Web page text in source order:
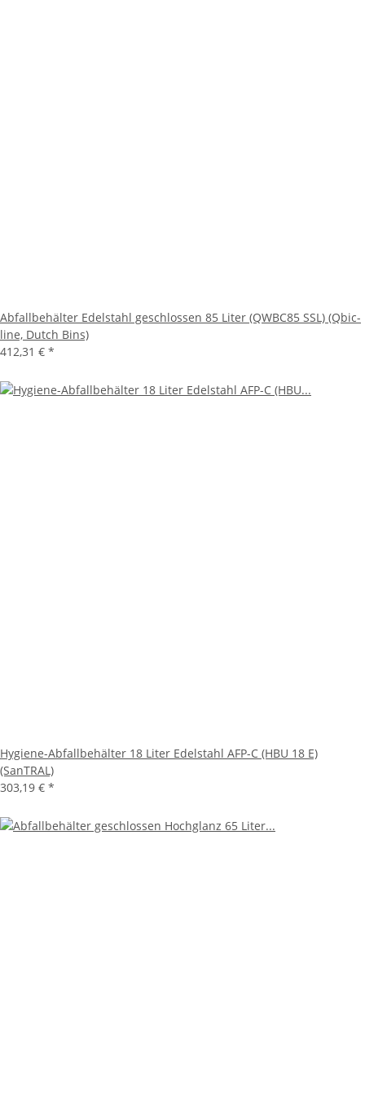
Abfallbehälter Edelstahl geschlossen 85 Liter (QWBC85 SSL) (Qbic-
line, Dutch Bins)
412,31 € *
Hygiene-Abfallbehälter 18 Liter Edelstahl AFP-C (HBU 18 E)
(SanTRAL)
303,19 € *